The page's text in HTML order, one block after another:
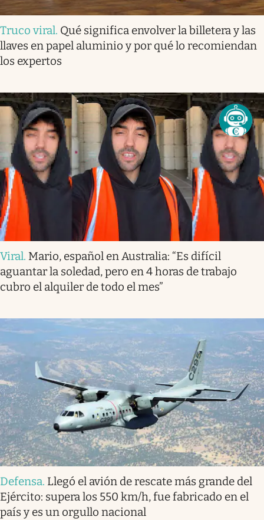
Truco viral. Qué significa envolver la billetera y las
llaves en papel aluminio y por qué lo recomiendan
los expertos
Viral. Mario, español en Australia: “Es difícil
aguantar la soledad, pero en 4 horas de trabajo
cubro el alquiler de todo el mes”
Defensa. Llegó el avión de rescate más grande del
Ejército: supera los 550 km/h, fue fabricado en el
país y es un orgullo nacional